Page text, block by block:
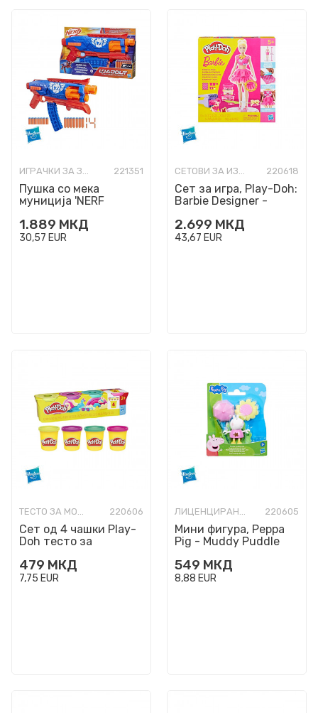
ИГРАЧКИ ЗА ЗАБАВА 221351
Пушка со мека
муниција 'NERF
Recon'
1.889 МКД
30,57 EUR
СЕТОВИ ЗА ИЗРАБОТКА 220618
Сет за игра, Play-Doh:
Barbie Designer -
2.699 МКД
43,67 EUR
ТЕСТО ЗА МОДЕЛИРАЊЕ 220606
Сет од 4 чашки Play-
Doh тесто за
479 МКД
7,75 EUR
ЛИЦЕНЦИРАНИ ФИГУРИ И СЕТОВИ 220605
Мини фигура, Peppa
Pig - Muddy Puddle
549 МКД
8,88 EUR